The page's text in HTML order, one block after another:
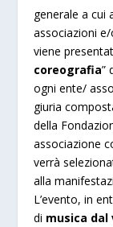
generale a cui
associazioni
viene
coreografia”
ogni ente/
giuria
della
associazione
verrà
alla
L’evento, in
di musica dal